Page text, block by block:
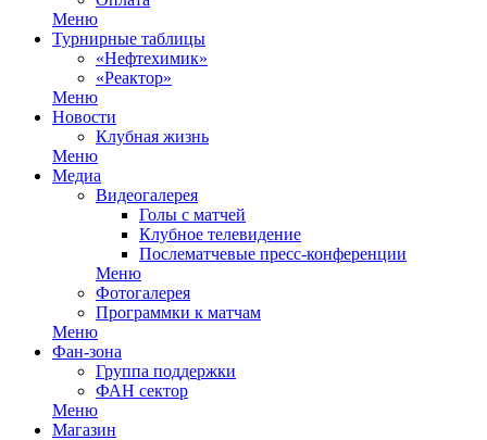
Меню
Турнирные таблицы
«Нефтехимик»
«Реактор»
Меню
Новости
Клубная жизнь
Меню
Медиа
Видеогалерея
Голы с матчей
Клубное телевидение
Послематчевые пресс-конференции
Меню
Фотогалерея
Программки к матчам
Меню
Фан-зона
Группа поддержки
ФАН сектор
Меню
Магазин